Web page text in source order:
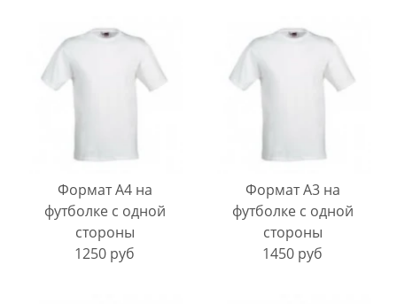
Формат А4 на
футболке с одной
стороны
1250 руб
Формат А3 на
футболке с одной
стороны
1450 руб